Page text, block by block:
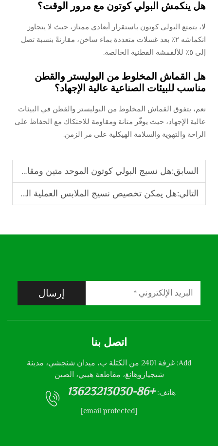
هل ينكمش البولي كوتون مع مرور الوقت؟
لا، يتمتع البولي كوتون باستقرار أبعادي ممتاز، حيث لا يتجاوز
انكماشه ٢٪ بعد غسلات متعددة بماء ساخن، مقارنةً بنسبة تصل
إلى ٥٪ للألقمشة القطنية الخالصة.
هل القماش المخلوط من البوليستر والقطن
مناسب للبيئات الصناعية عالية الإجهاد؟
نعم، يتفوق القماش المخلوط من البوليستر والقطن في البيئات
عالية الإجهاد، حيث يوفّر متانة ومقاومة للاحتكاك مع الحفاظ على
الراحة والتهوية والسلامة الهيكلية على مر الزمن.
السابق:هل نسيج البولي كوتون الموحد متين ومقاوم لبهتان الألوان؟
التالي:هل يمكن تخصيص نسيج الملابس العملية المنسوج على شكل تويل بإضافة الشعارات؟
إرسال
اتصل بنا
Add: غرفة 2401 من الكتلة ب، ميدان شنجشي، مدينة
شيجيازوهانغ، مقاطعة هيبي، الصين
هاتف: +86-13623213030
[email protected]